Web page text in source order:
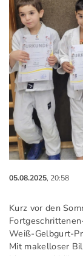
05.08.2025, 20:58
Kurz vor den
Weiß-Gelbgurt-
Mit makelloser